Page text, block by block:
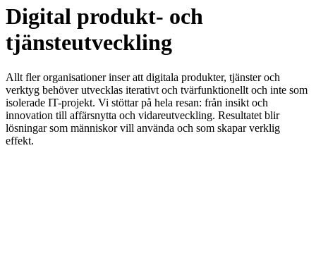
Digital produkt- och
tjänsteutveckling
Allt fler organisationer inser att digitala produkter, tjänster och
verktyg behöver utvecklas iterativt och tvärfunktionellt och inte som
isolerade IT-projekt. Vi stöttar på hela resan: från insikt och
innovation till affärsnytta och vidareutveckling. Resultatet blir
lösningar som människor vill använda och som skapar verklig
effekt.